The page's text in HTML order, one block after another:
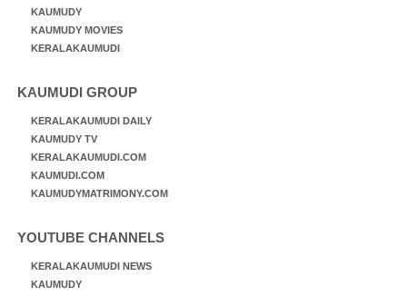
KAUMUDY
KAUMUDY MOVIES
KERALAKAUMUDI
KAUMUDI GROUP
KERALAKAUMUDI DAILY
KAUMUDY TV
KERALAKAUMUDI.COM
KAUMUDI.COM
KAUMUDYMATRIMONY.COM
YOUTUBE CHANNELS
KERALAKAUMUDI NEWS
KAUMUDY